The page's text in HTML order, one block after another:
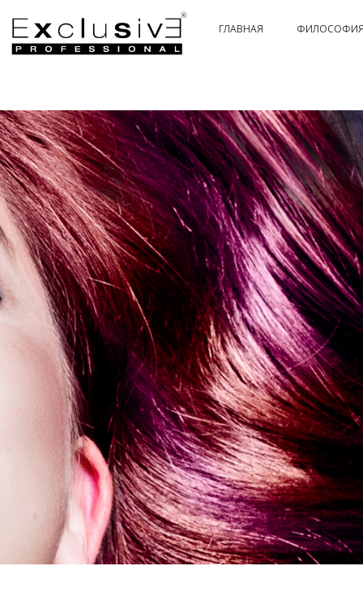
ГЛАВНАЯ
PASSION & COLOR HI-TECH
PASSIONEX